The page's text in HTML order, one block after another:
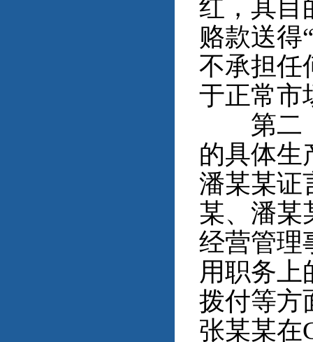
红，其目
赂款送得
不承担任
于正常市
第二，
的具体生
潘某某证
某、潘某
经营管理
用职务上
拨付等方
张某某在